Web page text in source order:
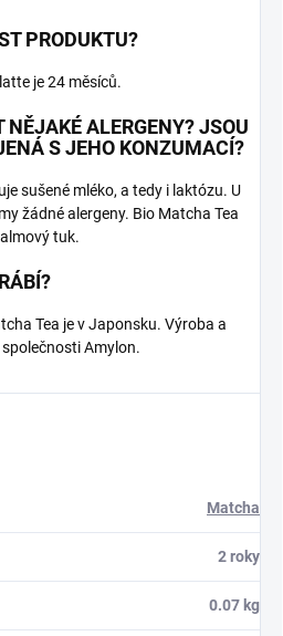
PRODUKTU?
je 24 měsíců.
NĚJAKÉ ALERGENY? JSOU
S JEHO KONZUMACÍ?
sušené mléko, a tedy i laktózu. U
žádné alergeny. Bio Matcha Tea
tuk.
Tea je v Japonsku. Výroba a
společnosti Amylon.
Matcha
2 roky
0.07 kg